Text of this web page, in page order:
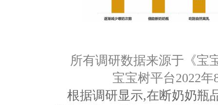
所有调研数据来源于 《宝
宝宝树平台2022年
根据调研显示,在断奶奶瓶